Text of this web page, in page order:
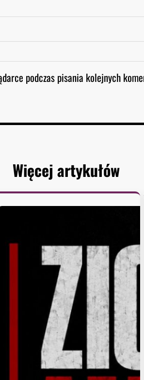
podczas pisania kolejnych
Więcej artykułów